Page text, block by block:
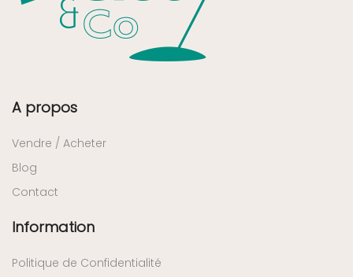
A propos
Vendre / Acheter
Blog
Contact
Information
Politique de Confidentialité